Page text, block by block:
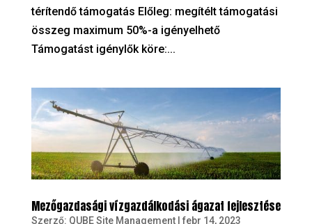
térítendő támogatás Előleg: megítélt támogatási
összeg maximum 50%-a igényelhető
Támogatást igénylők köre:...
Mezőgazdasági vízgazdálkodási ágazat fejlesztése
Szerző: QUBE Site Management| febr 14, 2023